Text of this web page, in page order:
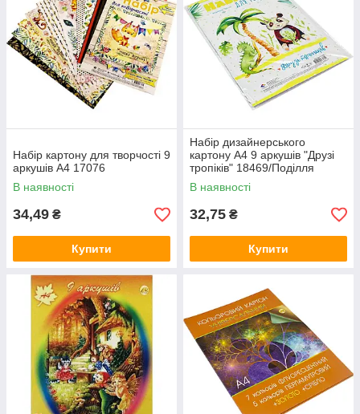
Набір картону для творчості 9
аркушів А4 17076
В наявності
34,49 ₴
Купити
Набір дизайнерського
картону А4 9 аркушів "Друзі
тропіків" 18469/Поділля
В наявності
32,75 ₴
Купити